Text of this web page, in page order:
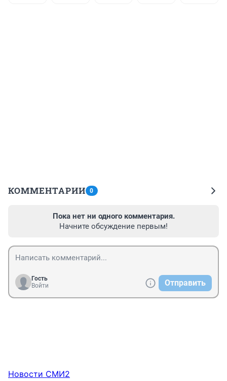
КОММЕНТАРИИ 0
Пока нет ни одного комментария.
Начните обсуждение первым!
Гость
Войти
Отправить
Новости СМИ2